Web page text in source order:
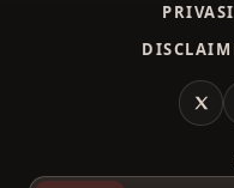
PRIVASI
X